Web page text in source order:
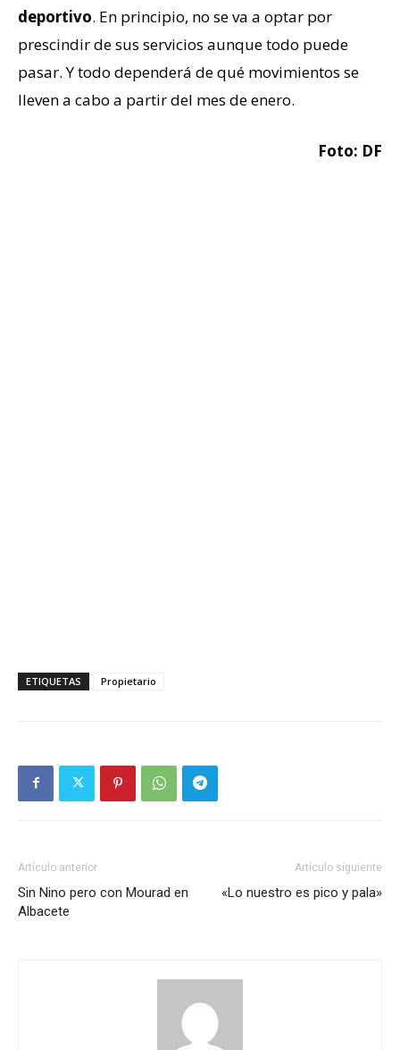
deportivo. En principio, no se va a optar por
prescindir de sus servicios aunque todo puede
pasar. Y todo dependerá de qué movimientos se
lleven a cabo a partir del mes de enero.
Foto: DF
ETIQUETAS Propietario
Artículo anterior
Sin Nino pero con Mourad en
Albacete
Artículo siguiente
«Lo nuestro es pico y pala»